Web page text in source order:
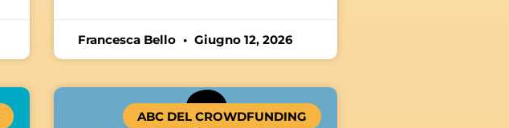
Francesca Bello Giugno 12, 2026
ABC DEL CROWDFUNDING